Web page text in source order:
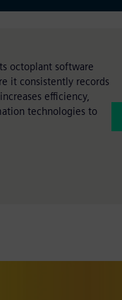
octoplant software
it consistently records
efficiency,
technologies to